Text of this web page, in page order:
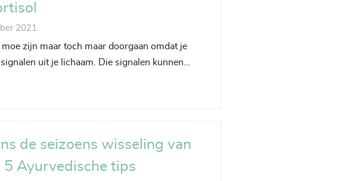
2021
moe zijn maar toch maar doorgaan omdat je
uit je lichaam. Die signalen kunnen…
de seizoens wisseling van
5 Ayurvedische tips